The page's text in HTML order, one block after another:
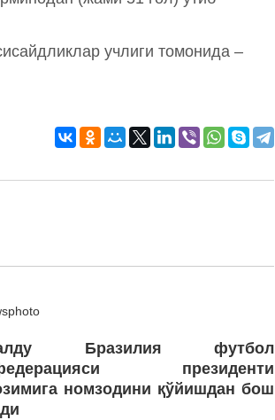
учлиги томонида –
Бразилия футбол
президенти
номзодини қўйишдан бош